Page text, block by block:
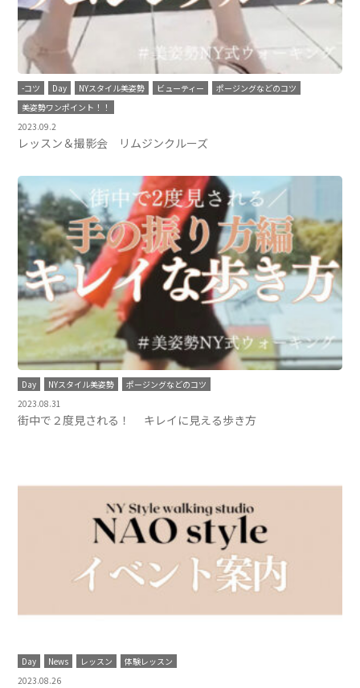
-コツ Day NYスタイル美姿勢 ビューティー
ポージングなどのコツ
美姿勢ワンポイント！！
2023.09.2
レッスン＆撮影会 リムジンクルーズ
Day NYスタイル美姿勢
ポージングなどのコツ
2023.08.31
街中で２度見される！ キレイに見える歩き方
Day News レッスン
体験レッスン
2023.08.26